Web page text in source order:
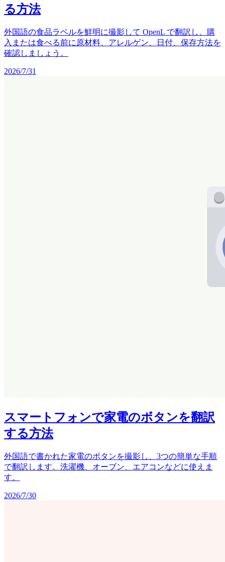
る方法
外国語の食品ラベルを鮮明に撮影して OpenL で翻訳し、購
入または食べる前に原材料、アレルゲン、日付、保存方法を
確認しましょう。
2026/7/31
スマートフォンで家電のボタンを翻訳
する方法
外国語で書かれた家電のボタンを撮影し、3つの簡単な手順
で翻訳します。洗濯機、オーブン、エアコンなどに使えま
す。
2026/7/30